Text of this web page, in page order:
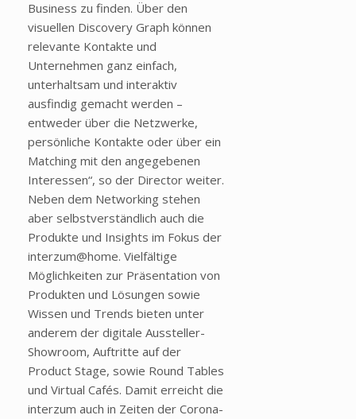
Business zu finden. Über den
visuellen Discovery Graph können
relevante Kontakte und
Unternehmen ganz einfach,
unterhaltsam und interaktiv
ausfindig gemacht werden –
entweder über die Netzwerke,
persönliche Kontakte oder über ein
Matching mit den angegebenen
Interessen“, so der Director weiter.
Neben dem Networking stehen
aber selbstverständlich auch die
Produkte und Insights im Fokus der
interzum@home. Vielfältige
Möglichkeiten zur Präsentation von
Produkten und Lösungen sowie
Wissen und Trends bieten unter
anderem der digitale Aussteller-
Showroom, Auftritte auf der
Product Stage, sowie Round Tables
und Virtual Cafés. Damit erreicht die
interzum auch in Zeiten der Corona-